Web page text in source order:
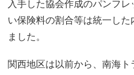
入手した協会作成のパンフ
い保険料の割合等は統一し
ました。
関西地区は以前から、南海